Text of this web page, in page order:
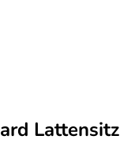
Lattensitz